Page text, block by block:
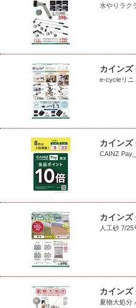
水やりラク
カインズ
e-cycleリニ
カインズ
CAINZ
カインズ
人工砂 7/25
カインズ
夏物大処分